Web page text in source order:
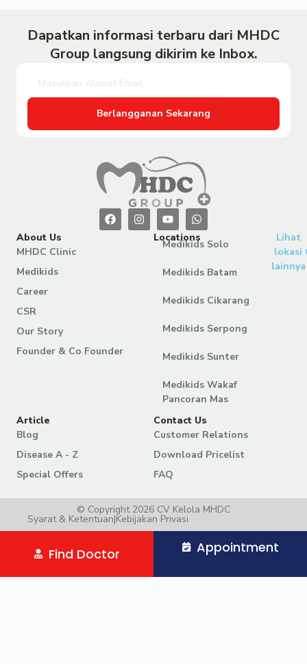
Dapatkan informasi terbaru dari MHDC
Group langsung dikirim ke Inbox.
Berlangganan Sekarang
About Us
MHDC Clinic
Medikids
Career
CSR
Our Story
Founder & Co Founder
Locations
Medikids Solo
Medikids Batam
Medikids Cikarang
Medikids Serpong
Medikids Sunter
Medikids Wakaf
Pancoran Mas
Lihat
lokasi
lainnya
Article
Blog
Disease A - Z
Special Offers
Contact Us
Customer Relations
Download Pricelist
FAQ
© Copyright 2026 CV Kelola MHDC
Syarat & Ketentuan|Kebijakan Privasi
Find Doctor Appointment